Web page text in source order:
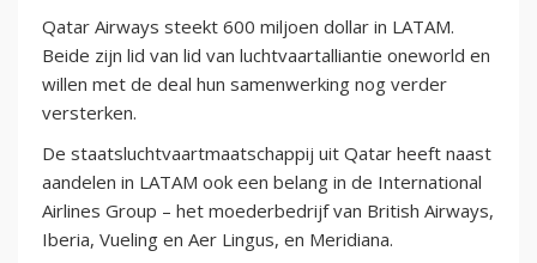
Qatar Airways steekt 600 miljoen dollar in LATAM.
Beide zijn lid van lid van luchtvaartalliantie oneworld en
willen met de deal hun samenwerking nog verder
versterken.
De staatsluchtvaartmaatschappij uit Qatar heeft naast
aandelen in LATAM ook een belang in de International
Airlines Group – het moederbedrijf van British Airways,
Iberia, Vueling en Aer Lingus, en Meridiana.